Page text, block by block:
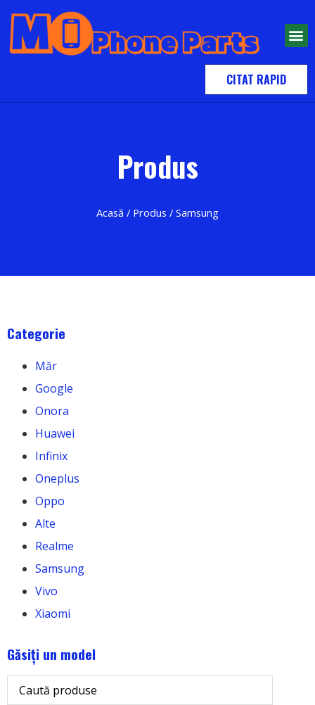
CITAT RAPID
Produs
Acasă / Produs / Samsung
Categorie
Măr
Google
Onora
Huawei
Infinix
Oneplus
Oppo
Alte
Realme
Samsung
Vivo
Xiaomi
Găsiți un model